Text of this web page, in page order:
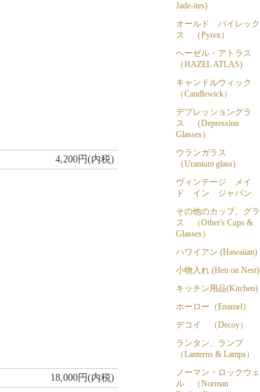
4,200円(内税)
18,000円(内税)
Jade-ites)
オールド パイレック
ス （Pyrex）
ヘーゼル・アトラス
（HAZEL ATLAS)
キャンドルウィック
（Candlewick）
デプレッショングラ
ス （Depression
Glasses）
ウランガラス
（Uranium glass)
ヴィンテージ メイ
ド イン ジャパン
その他のカップ、グラ
ス （Other's Cups &
Glasses）
ハワイアン (Hawaiian)
小物入れ (Hen on Nest)
キッチン用品(Kitchen)
ホーロー（Enamel）
デコイ （Decoy）
ランタン、ランプ
（Lanterns & Lamps）
ノーマン・ロックウェ
ル （Norman